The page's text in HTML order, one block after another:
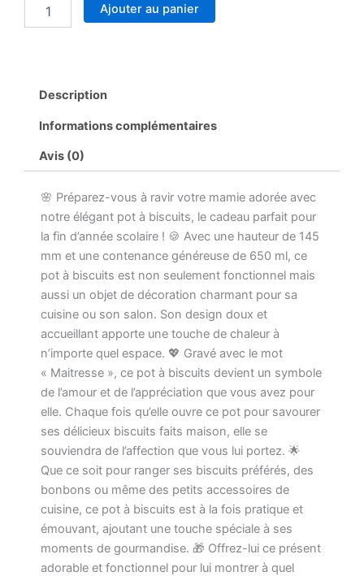
Ajouter au panier
Description
Informations complémentaires
Avis (0)
🌸 Préparez-vous à ravir votre mamie adorée avec
notre élégant pot à biscuits, le cadeau parfait pour
la fin d’année scolaire ! 🍪 Avec une hauteur de 145
mm et une contenance généreuse de 650 ml, ce
pot à biscuits est non seulement fonctionnel mais
aussi un objet de décoration charmant pour sa
cuisine ou son salon. Son design doux et
accueillant apporte une touche de chaleur à
n’importe quel espace. 💖 Gravé avec le mot
« Maitresse », ce pot à biscuits devient un symbole
de l’amour et de l’appréciation que vous avez pour
elle. Chaque fois qu’elle ouvre ce pot pour savourer
ses délicieux biscuits faits maison, elle se
souviendra de l’affection que vous lui portez. 🌟
Que ce soit pour ranger ses biscuits préférés, des
bonbons ou même des petits accessoires de
cuisine, ce pot à biscuits est à la fois pratique et
émouvant, ajoutant une touche spéciale à ses
moments de gourmandise. 🎁 Offrez-lui ce présent
adorable et fonctionnel pour lui montrer à quel